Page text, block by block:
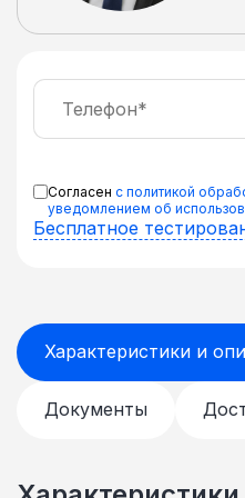
крепления В
ножки и ролики
Поставляется в
Согласен с политикой
уведомлением об
Бесплатное
Характеристики и
Документы